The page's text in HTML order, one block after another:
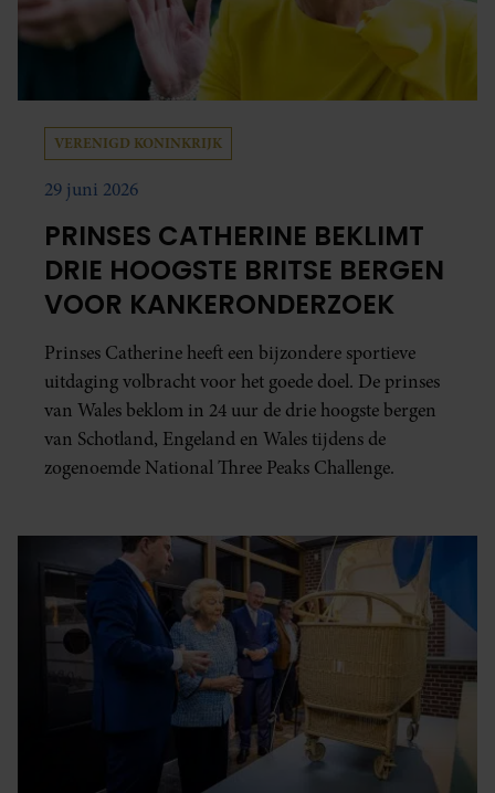
VERENIGD KONINKRIJK
29 juni 2026
PRINSES CATHERINE BEKLIMT
DRIE HOOGSTE BRITSE BERGEN
VOOR KANKERONDERZOEK
Prinses Catherine heeft een bijzondere sportieve
uitdaging volbracht voor het goede doel. De prinses
van Wales beklom in 24 uur de drie hoogste bergen
van Schotland, Engeland en Wales tijdens de
zogenoemde National Three Peaks Challenge.